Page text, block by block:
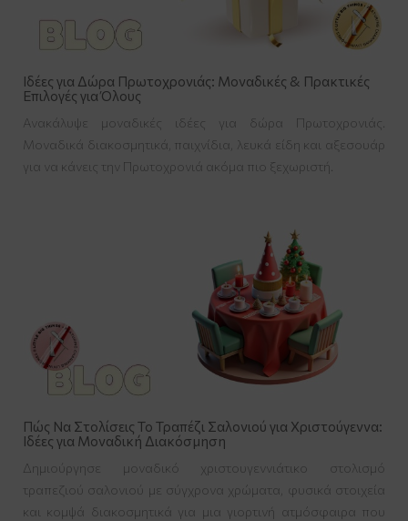
Ιδέες για Δώρα Πρωτοχρονιάς: Μοναδικές & Πρακτικές
Επιλογές για Όλους
Ανακάλυψε μοναδικές ιδέες για δώρα Πρωτοχρονιάς.
Μοναδικά διακοσμητικά, παιχνίδια, λευκά είδη και αξεσουάρ
για να κάνεις την Πρωτοχρονιά ακόμα πιο ξεχωριστή.
Πώς Να Στολίσεις Το Τραπέζι Σαλονιού για Χριστούγεννα:
Ιδέες για Μοναδική Διακόσμηση
Δημιούργησε μοναδικό χριστουγεννιάτικο στολισμό
τραπεζιού σαλονιού με σύγχρονα χρώματα, φυσικά στοιχεία
και κομψά διακοσμητικά για μια γιορτινή ατμόσφαιρα που